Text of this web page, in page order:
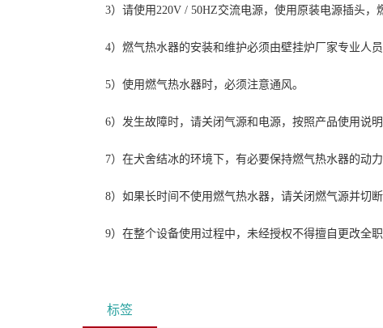
3）请使用220V / 50HZ交流电源，使用原装电源插头，
4）燃气热水器的安装和维护必须由壁挂炉厂家专业人员
5）使用燃气热水器时，必须注意通风。
6）发生故障时，请关闭气源和电源，按照产品使用说
7）在犬舍结冰的环境下，有必要保持燃气热水器的动
8）如果长时间不使用燃气热水器，请关闭燃气源并切
9）在整个设备使用过程中，未经授权不得擅自更改全
标签